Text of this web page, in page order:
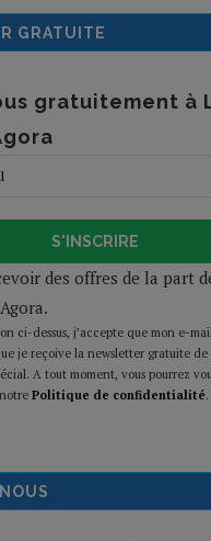
GRATUITE
gratuitement à
S'INSCRIRE
des offres de la part
ci-dessus, j’accepte que mon e-
je reçoive la newsletter gratuite
A tout moment, vous pourrez
Politique de confidentialité.